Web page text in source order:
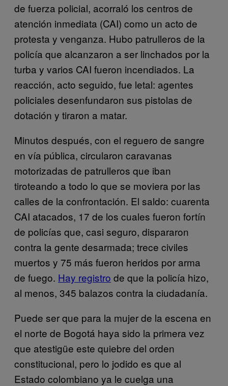
de fuerza policial, acorraló los centros de
atención inmediata (CAI) como un acto de
protesta y venganza. Hubo patrulleros de la
policía que alcanzaron a ser linchados por la
turba y varios CAI fueron incendiados. La
reacción, acto seguido, fue letal: agentes
policiales desenfundaron sus pistolas de
dotación y tiraron a matar.
Minutos después, con el reguero de sangre
en vía pública, circularon caravanas
motorizadas de patrulleros que iban
tiroteando a todo lo que se moviera por las
calles de la confrontación. El saldo: cuarenta
CAI atacados, 17 de los cuales fueron fortín
de policías que, casi seguro, dispararon
contra la gente desarmada; trece civiles
muertos y 75 más fueron heridos por arma
de fuego. Hay registro de que la policía hizo,
al menos, 345 balazos contra la ciudadanía.
Puede ser que para la mujer de la escena en
el norte de Bogotá haya sido la primera vez
que atestigüe este quiebre del orden
constitucional, pero lo jodido es que al
Estado colombiano ya le cuelga una